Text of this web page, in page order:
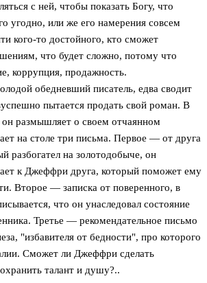
с ней, чтобы показать Богу, что
угодно, или же его намерения совсем
кого-то достойного, кто сможет
что будет сложно, потому что
коррупция, продажность.
обедневший писатель, едва сводит
пытается продать свой роман. В
он размышляет о своем отчаянном
на столе три письма. Первое — от друга
разбогател на золотодобыче, он
к Джеффри друга, который поможет ему
Второе — записка от поверенного, в
что он унаследовал состояние
Третье — рекомендательное письмо
"избавителя от бедности", про которого
Сможет ли Джеффри сделать
талант и душу?..